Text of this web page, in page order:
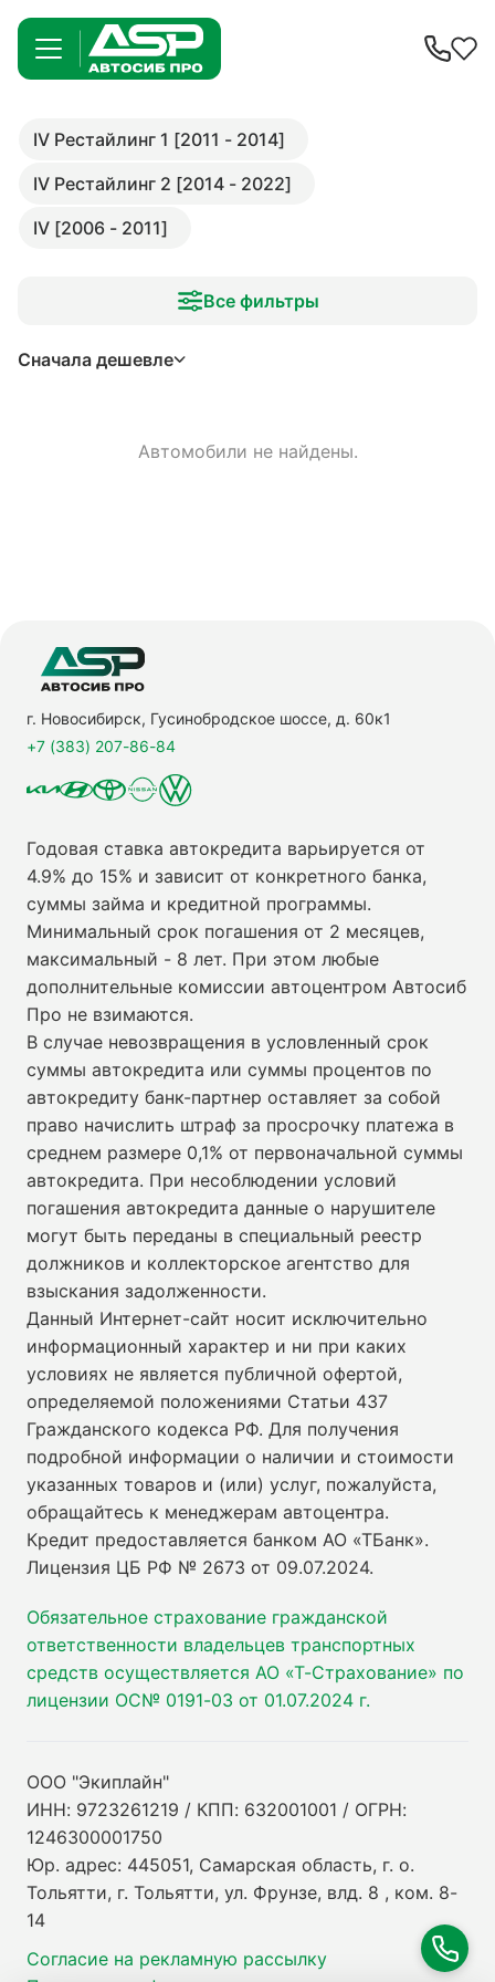
IV Рестайлинг 1 [2011 - 2014]
IV Рестайлинг 2 [2014 - 2022]
IV [2006 - 2011]
Все фильтры
Сначала дешевле
Автомобили не найдены.
г. Новосибирск, Гусинобродское шоссе, д. 60к1
+7 (383) 207-86-84
Годовая ставка автокредита варьируется от
4.9% до 15% и зависит от конкретного банка,
суммы займа и кредитной программы.
Минимальный срок погашения от 2 месяцев,
максимальный - 8 лет. При этом любые
дополнительные комиссии автоцентром Автосиб
Про не взимаются.
В случае невозвращения в условленный срок
суммы автокредита или суммы процентов по
автокредиту банк-партнер оставляет за собой
право начислить штраф за просрочку платежа в
среднем размере 0,1% от первоначальной суммы
автокредита. При несоблюдении условий
погашения автокредита данные о нарушителе
могут быть переданы в специальный реестр
должников и коллекторское агентство для
взыскания задолженности.
Данный Интернет-сайт носит исключительно
информационный характер и ни при каких
условиях не является публичной офертой,
определяемой положениями Статьи 437
Гражданского кодекса РФ. Для получения
подробной информации о наличии и стоимости
указанных товаров и (или) услуг, пожалуйста,
обращайтесь к менеджерам автоцентра.
Кредит предоставляется банком АО «ТБанк».
Лицензия ЦБ РФ № 2673 от 09.07.2024.
Обязательное страхование гражданской
ответственности владельцев транспортных
средств осуществляется АО «Т-Страхование» по
лицензии ОС№ 0191-03 от 01.07.2024 г.
ООО "Экиплайн"
ИНН: 9723261219 / КПП: 632001001 / ОГРН:
1246300001750
Юр. адрес: 445051, Самарская область, г. о.
Тольятти, г. Тольятти, ул. Фрунзе, влд. 8 , ком. 8-
14
Согласие на рекламную рассылку